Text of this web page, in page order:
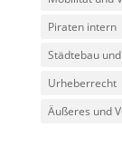
Piraten intern
Städtebau
Urheberrecht
Äußeres und